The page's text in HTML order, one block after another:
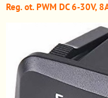
Reg. ot. PWM DC 6-30V,